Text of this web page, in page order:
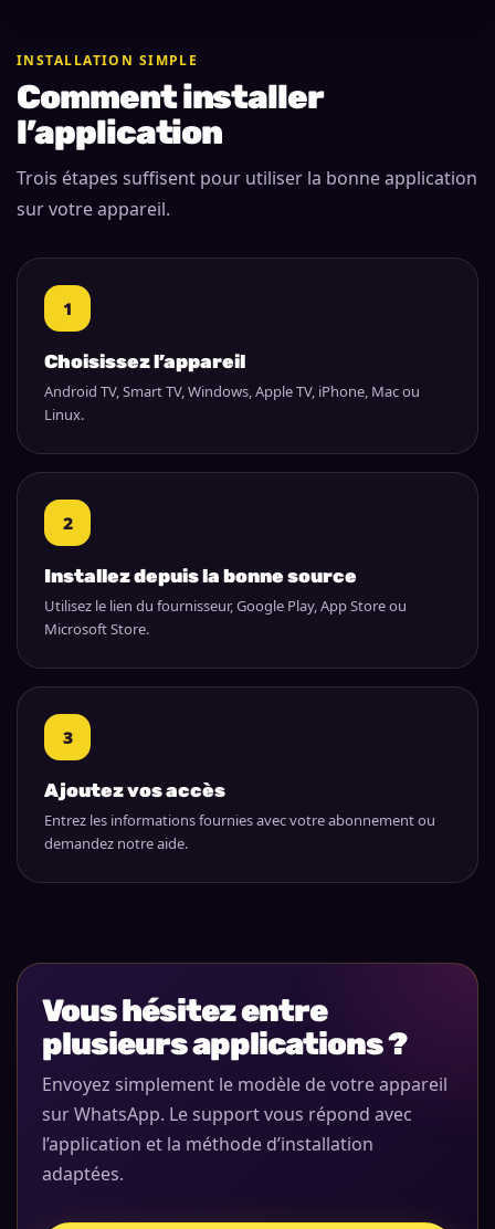
INSTALLATION SIMPLE
Comment installer
l’application
Trois étapes suffisent pour utiliser la bonne application
sur votre appareil.
1
Choisissez l’appareil
Android TV, Smart TV, Windows, Apple TV, iPhone, Mac ou
Linux.
2
Installez depuis la bonne source
Utilisez le lien du fournisseur, Google Play, App Store ou
Microsoft Store.
3
Ajoutez vos accès
Entrez les informations fournies avec votre abonnement ou
demandez notre aide.
Vous hésitez entre
plusieurs applications ?
Envoyez simplement le modèle de votre appareil
sur WhatsApp. Le support vous répond avec
l’application et la méthode d’installation
adaptées.